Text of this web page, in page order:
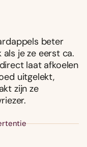
beter
je ze eerst ca.
laat afkoelen
uitgelekt,
zijn ze